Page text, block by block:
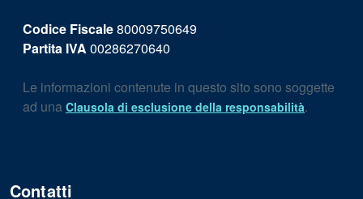
Codice Fiscale80009750649
Partita IVA 00286270640
Le informazioni contenute in questo sito sono soggette
ad una Clausola di esclusione della responsabilità.
Contatti